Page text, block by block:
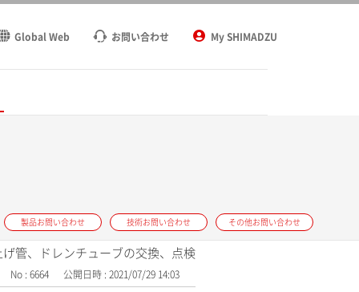
Global Web お問い合わせ My SHIMADZU
製品お問い合わせ 技術お問い合わせ その他お問い合わせ
管、ドレンチューブの交換、点検
No : 6664 公開日時 : 2021/07/29 14:03